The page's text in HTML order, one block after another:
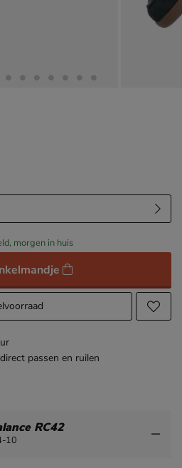
morgen in huis
direct passen en ruilen
RC42
10